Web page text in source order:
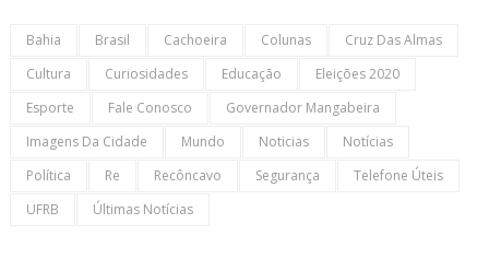
Bahia Brasil Cachoeira Colunas
Cruz Das Almas
Cultura
Curiosidades Educação
Eleições 2020
Esporte
Fale Conosco
Governador Mangabeira
Imagens Da Cidade
Mundo Noticias
Notícias
Política
Re Recôncavo Segurança
Telefone Úteis
UFRB
Últimas Notícias